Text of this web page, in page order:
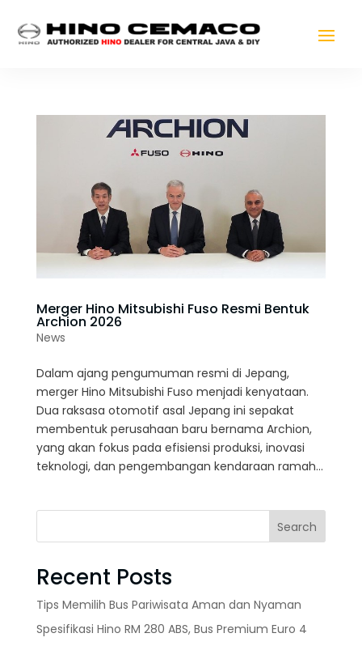
Merger Hino Mitsubishi Fuso Resmi Bentuk
Archion 2026
News
Dalam ajang pengumuman resmi di Jepang,
merger Hino Mitsubishi Fuso menjadi kenyataan.
Dua raksasa otomotif asal Jepang ini sepakat
membentuk perusahaan baru bernama Archion,
yang akan fokus pada efisiensi produksi, inovasi
teknologi, dan pengembangan kendaraan ramah...
Search
Recent Posts
Tips Memilih Bus Pariwisata Aman dan Nyaman
Spesifikasi Hino RM 280 ABS, Bus Premium Euro 4